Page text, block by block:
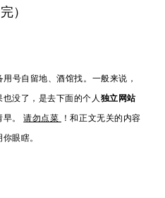
完）
号自留地、酒馆找。一般来说，
没了，是去下面的个人 独立网站
早。请勿点菜 ！和正文无关的内容
眼瞎。